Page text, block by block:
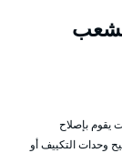
يقوم بإصلاح
وحدات التكييف أو